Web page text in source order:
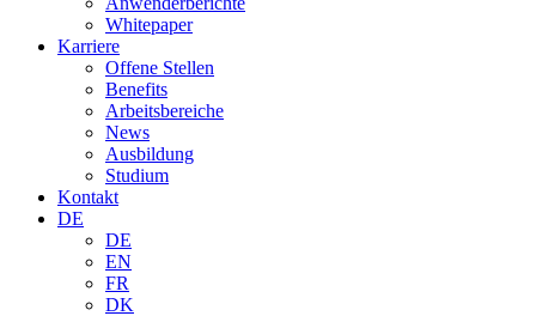
Whitepaper
Karriere
Offene Stellen
Benefits
Arbeitsbereiche
News
Ausbildung
Studium
Kontakt
DE
DE
EN
FR
DK